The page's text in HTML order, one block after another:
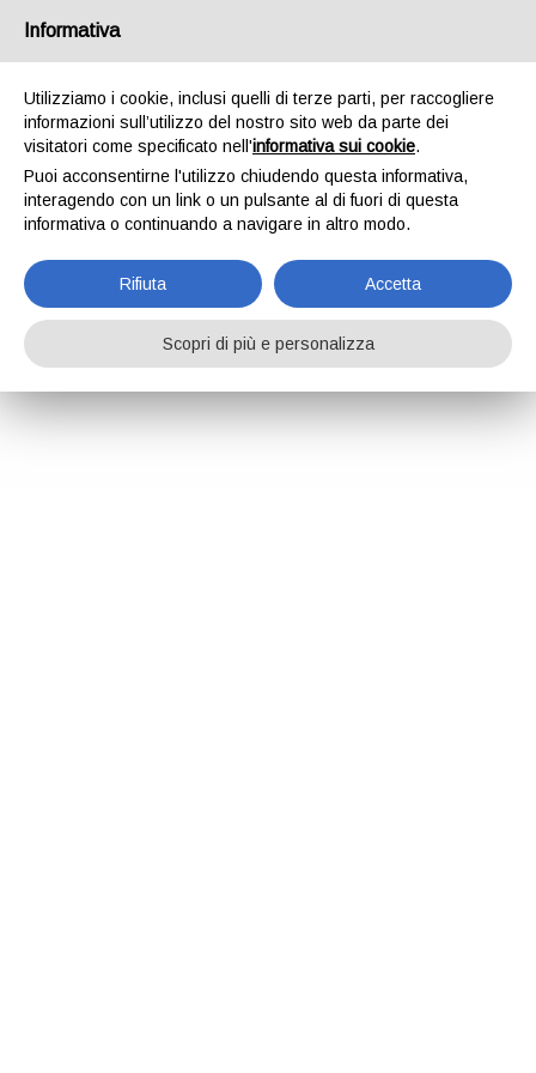
Informativa
Utilizziamo i cookie, inclusi quelli di terze parti, per raccogliere
informazioni sull’utilizzo del nostro sito web da parte dei
visitatori come specificato nell'informativa sui cookie.
Puoi acconsentirne l'utilizzo chiudendo questa informativa,
interagendo con un link o un pulsante al di fuori di questa
informativa o continuando a navigare in altro modo.
Rifiuta Accetta
Scopri di più e personalizza